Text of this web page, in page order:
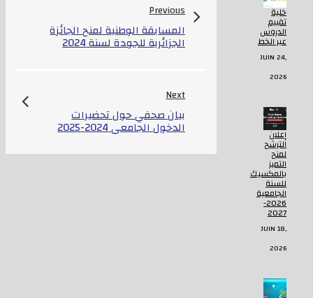
Previous
المسابقة الوطنية لمنح الجائزة
الجزائرية للجودة لسنة 2024
Next
بيان صحفي حول تحضيرات
الدخول الجامعي 2024-2025
خلية
تقييم
الدروس
عبر الخط
JUIN 24,
2026
إعلان
الترشح
لمنح
التميز
بالمكسيك
للسنة
الجامعية
2026-
2027
JUIN 18,
2026